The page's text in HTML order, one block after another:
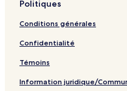
n
t
l
a
a
e
p
a
g
e
Politiques
Conditions générales
Confidentialité
Témoins
Information juridique/